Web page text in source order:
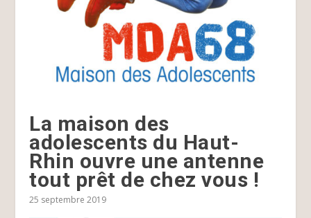
La maison des
adolescents du Haut-
Rhin ouvre une antenne
tout prêt de chez vous !
25 septembre 2019